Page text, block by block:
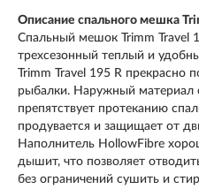
Описание спального мешка
Спальный мешок Trimm Travel
трехсезонный теплый и
Trimm Travel 195 R прекрасно
рыбалки. Наружный материал
препятствует протеканию
продувается и защищает от
Наполнитель HollowFibre
дышит, что позволяет
без ограничений сушить и